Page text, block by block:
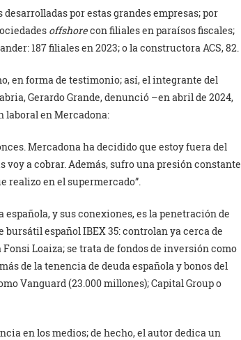
por estas grandes empresas; por
offshorecon filiales en paraísos fiscales;
187 filiales en 2023; o la constructora ACS, 82.
en forma de testimonio; así, el integrante del
Gerardo Grande, denunció –en abril de 2024,
laboral en Mercadona:
Mercadona ha decidido que estoy fuera del
voy a cobrar. Además, sufro una presión constante
realizo en el supermercado”.
y sus conexiones, es la penetración de
español IBEX 35: controlan ya cerca de
Loaiza; se trata de fondos de inversión como
de la tenencia de deuda española y bonos del
Vanguard (23.000 millones); Capital Group o
en los medios; de hecho, el autor dedica un